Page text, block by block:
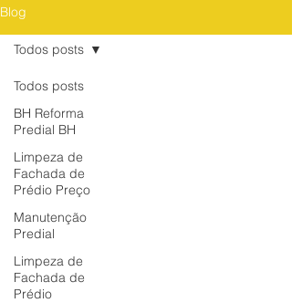
Blog
Todos posts
BH Reforma
Predial BH
Limpeza de
Fachada de
Prédio Preço
Manutenção
Predial
Limpeza de
Fachada de
Prédio
Todos posts